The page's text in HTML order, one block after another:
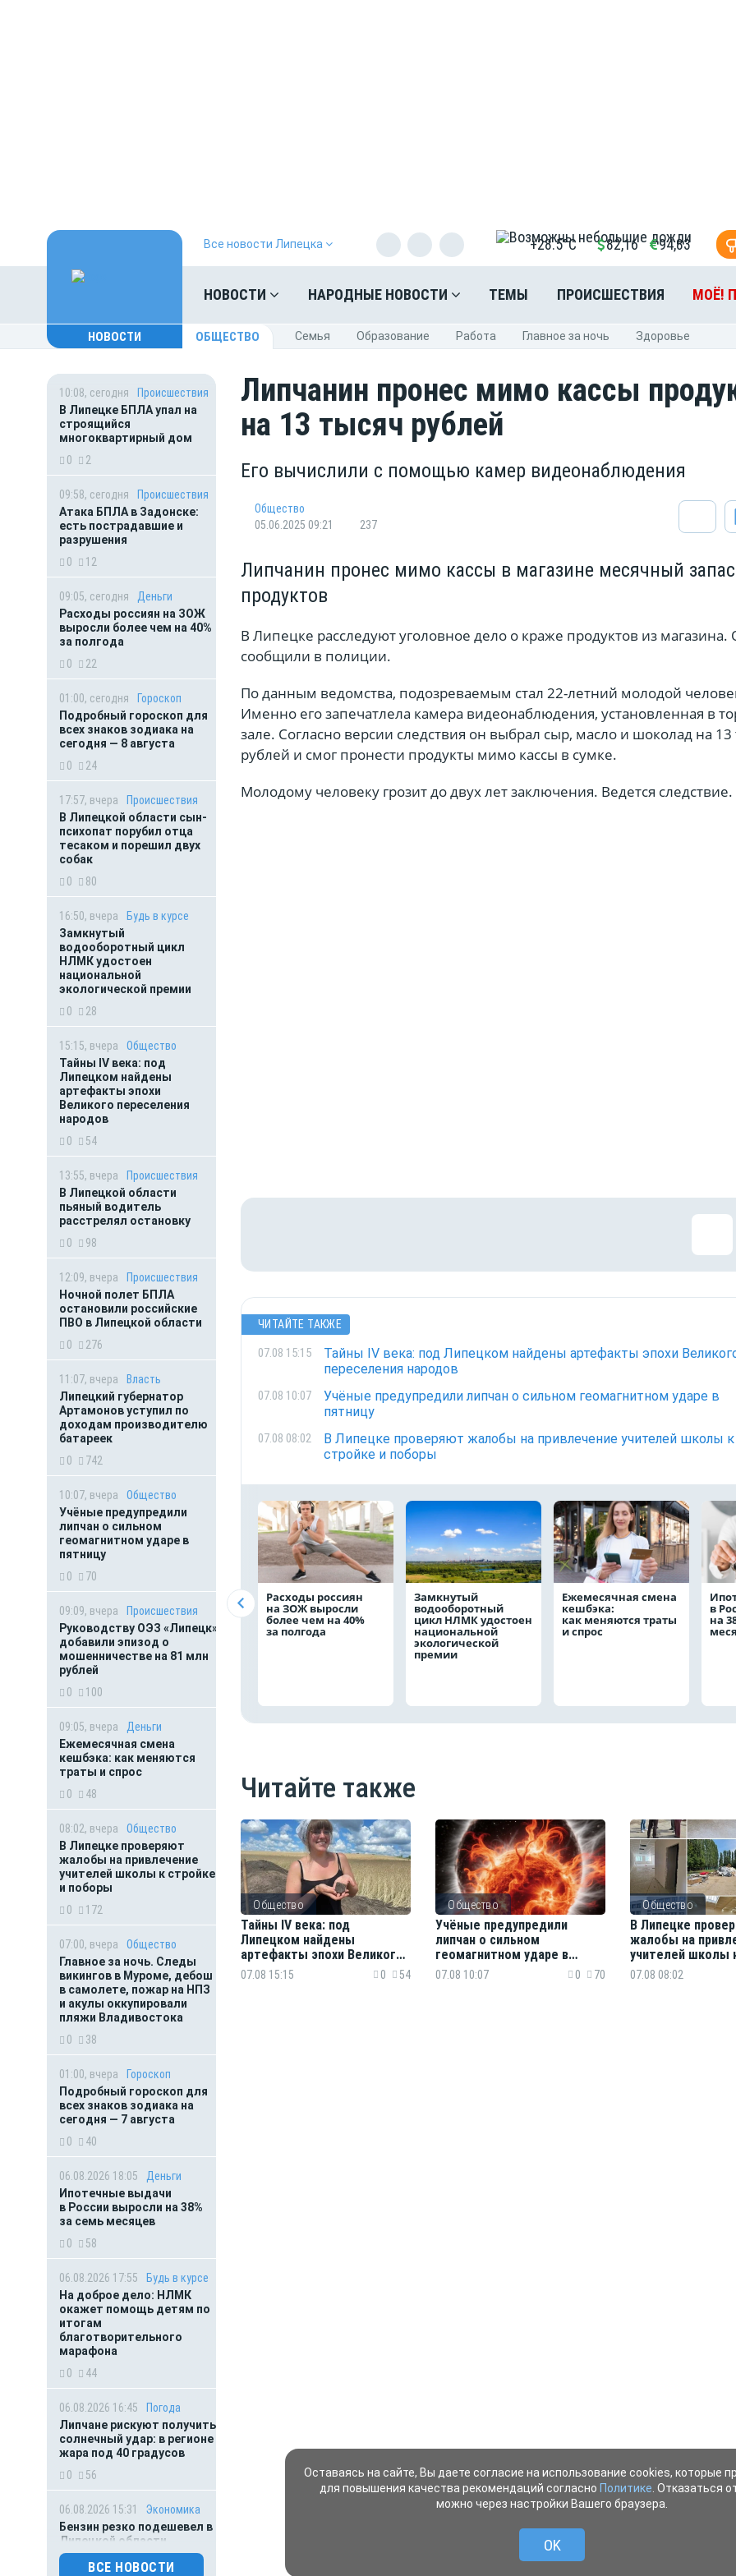
Все новости Липецка +28.5°C 82,16 94,83
НОВОСТИ НАРОДНЫЕ НОВОСТИ ТЕМЫ ПРОИСШЕСТВИЯ МОЁ!
НОВОСТИ ОБЩЕСТВО Cемья Oбразование Pабота Главное за ночь Здоровье
10:08, сегодня
Происшествия
В Липецке БПЛА упал на
строящийся
многоквартирный дом
0
2
09:58, сегодня
Происшествия
Атака БПЛА в Задонске:
есть пострадавшие и
разрушения
0
12
09:05, сегодня
Деньги
Расходы россиян на ЗОЖ
выросли более чем на 40%
за полгода
0
22
01:00, сегодня
Гороскоп
Подробный гороскоп для
всех знаков зодиака на
сегодня — 8 августа
0
24
17:57, вчера
Происшествия
В Липецкой области сын-
психопат порубил отца
тесаком и порешил двух
собак
0
80
16:50, вчера
Будь в курсе
Замкнутый
водооборотный цикл
НЛМК удостоен
национальной
экологической премии
0
28
15:15, вчера
Общество
Тайны IV века: под
Липецком найдены
артефакты эпохи
Великого переселения
народов
0
54
13:55, вчера
Происшествия
В Липецкой области
пьяный водитель
расстрелял остановку
0
98
12:09, вчера
Происшествия
Ночной полет БПЛА
остановили российские
ПВО в Липецкой области
0
276
11:07, вчера
Власть
Липецкий губернатор
Артамонов уступил по
доходам производителю
батареек
0
742
10:07, вчера
Общество
Учёные предупредили
липчан о сильном
геомагнитном ударе в
пятницу
0
70
09:09, вчера
Происшествия
Руководству ОЭЗ «Липецк»
добавили эпизод о
мошенничестве на 81 млн
рублей
0
100
09:05, вчера
Деньги
Ежемесячная смена
кешбэка: как меняются
траты и спрос
0
48
08:02, вчера
Общество
В Липецке проверяют
жалобы на привлечение
учителей школы к стройке
и поборы
0
172
07:00, вчера
Общество
Главное за ночь. Следы
викингов в Муроме, дебош
в самолете, пожар на НПЗ
и акулы оккупировали
пляжи Владивостока
0
38
01:00, вчера
Гороскоп
Подробный гороскоп для
всех знаков зодиака на
сегодня — 7 августа
0
40
06.08.2026 18:05
Деньги
Ипотечные выдачи
в России выросли на 38%
за семь месяцев
0
58
06.08.2026 17:55
Будь в курсе
На доброе дело: НЛМК
окажет помощь детям по
итогам
благотворительного
марафона
0
44
06.08.2026 16:45
Погода
Липчане рискуют получить
солнечный удар: в регионе
жара под 40 градусов
0
56
06.08.2026 15:31
Экономика
Бензин резко подешевел в
Липецкой области
114
ВСЕ НОВОСТИ
Липчанин пронес мимо кассы
на 13 тысяч рублей
Его вычислили с помощью камер видеонаблюдения
Общество
05.06.2025 09:21
237
Липчанин пронес мимо кассы в магазине месячный запас
продуктов
В Липецке расследуют уголовное дело о краже продуктов из магазина.
сообщили в полиции.
По данным ведомства, подозреваемым стал 22-летний молодой
Именно его запечатлела камера видеонаблюдения, установленная в
зале. Согласно версии следствия он выбрал сыр, масло и шоколад на 13
рублей и смог пронести продукты мимо кассы в сумке.
Молодому человеку грозит до двух лет заключения. Ведется следствие.
ЧИТАЙТЕ ТАКЖЕ
07.08 15:15
Тайны IV века: под Липецком найдены артефакты эпохи
переселения народов
07.08 10:07
Учёные предупредили липчан о сильном геомагнитном ударе в
пятницу
07.08 08:02
В Липецке проверяют жалобы на привлечение учителей школы к
стройке и поборы
Расходы россиян
на ЗОЖ выросли
более чем на 40%
за полгода
Замкнутый
водооборотный
цикл НЛМК удостоен
национальной
экологической
премии
Ежемесячная смена
кешбэка:
как меняются траты
и спрос
в
на
Читайте также
Общество
Тайны IV века: под
Липецком найдены
артефакты эпохи Великого
переселения народов
07.08 15:15 0 54
Общество
Учёные предупредили
липчан о сильном
геомагнитном ударе в
пятницу
07.08 10:07 0 70
Общество
В Липецке
жалобы на
учителей школы
и поборы
07.08 08:02
Оставаясь на сайте, Вы даете согласие на использование cookies, которые
для повышения качества рекомендаций согласно Политике . Отказаться
можно через настройки Вашего браузера.
OK